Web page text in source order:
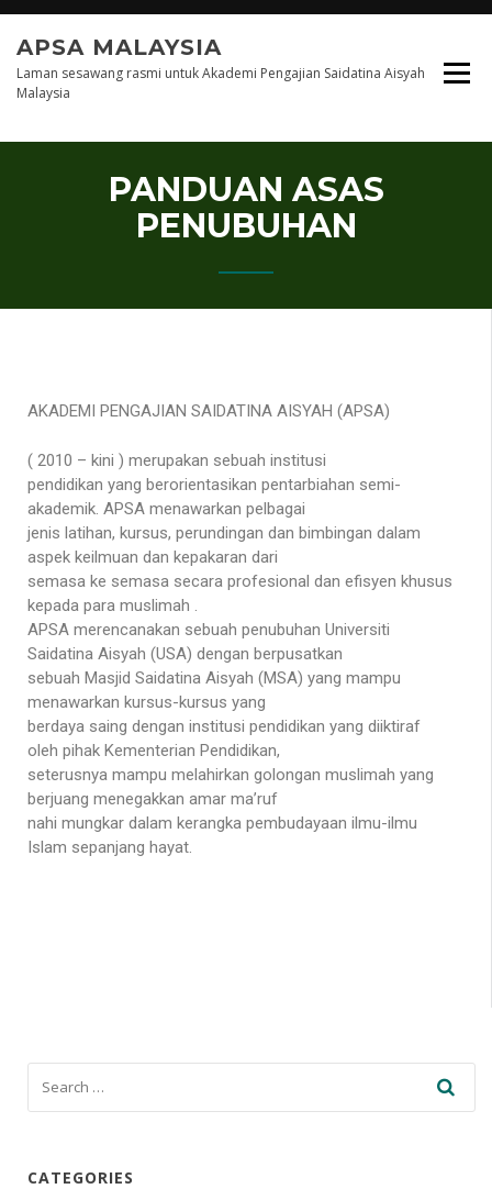
APSA MALAYSIA
Laman sesawang rasmi untuk Akademi Pengajian Saidatina Aisyah
Malaysia
PANDUAN ASAS
PENUBUHAN
AKADEMI PENGAJIAN SAIDATINA AISYAH (APSA)
( 2010 – kini ) merupakan sebuah institusi
pendidikan yang berorientasikan pentarbiahan semi-
akademik. APSA menawarkan pelbagai
jenis latihan, kursus, perundingan dan bimbingan dalam
aspek keilmuan dan kepakaran dari
semasa ke semasa secara profesional dan efisyen khusus
kepada para muslimah .
APSA merencanakan sebuah penubuhan Universiti
Saidatina Aisyah (USA) dengan berpusatkan
sebuah Masjid Saidatina Aisyah (MSA) yang mampu
menawarkan kursus-kursus yang
berdaya saing dengan institusi pendidikan yang diiktiraf
oleh pihak Kementerian Pendidikan,
seterusnya mampu melahirkan golongan muslimah yang
berjuang menegakkan amar ma’ruf
nahi mungkar dalam kerangka pembudayaan ilmu-ilmu
Islam sepanjang hayat.
CATEGORIES